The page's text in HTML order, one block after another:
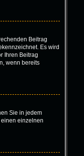
Beitrag
Es wird
Ihren Beitrag
wenn bereits
Sie in jedem
einzelnen